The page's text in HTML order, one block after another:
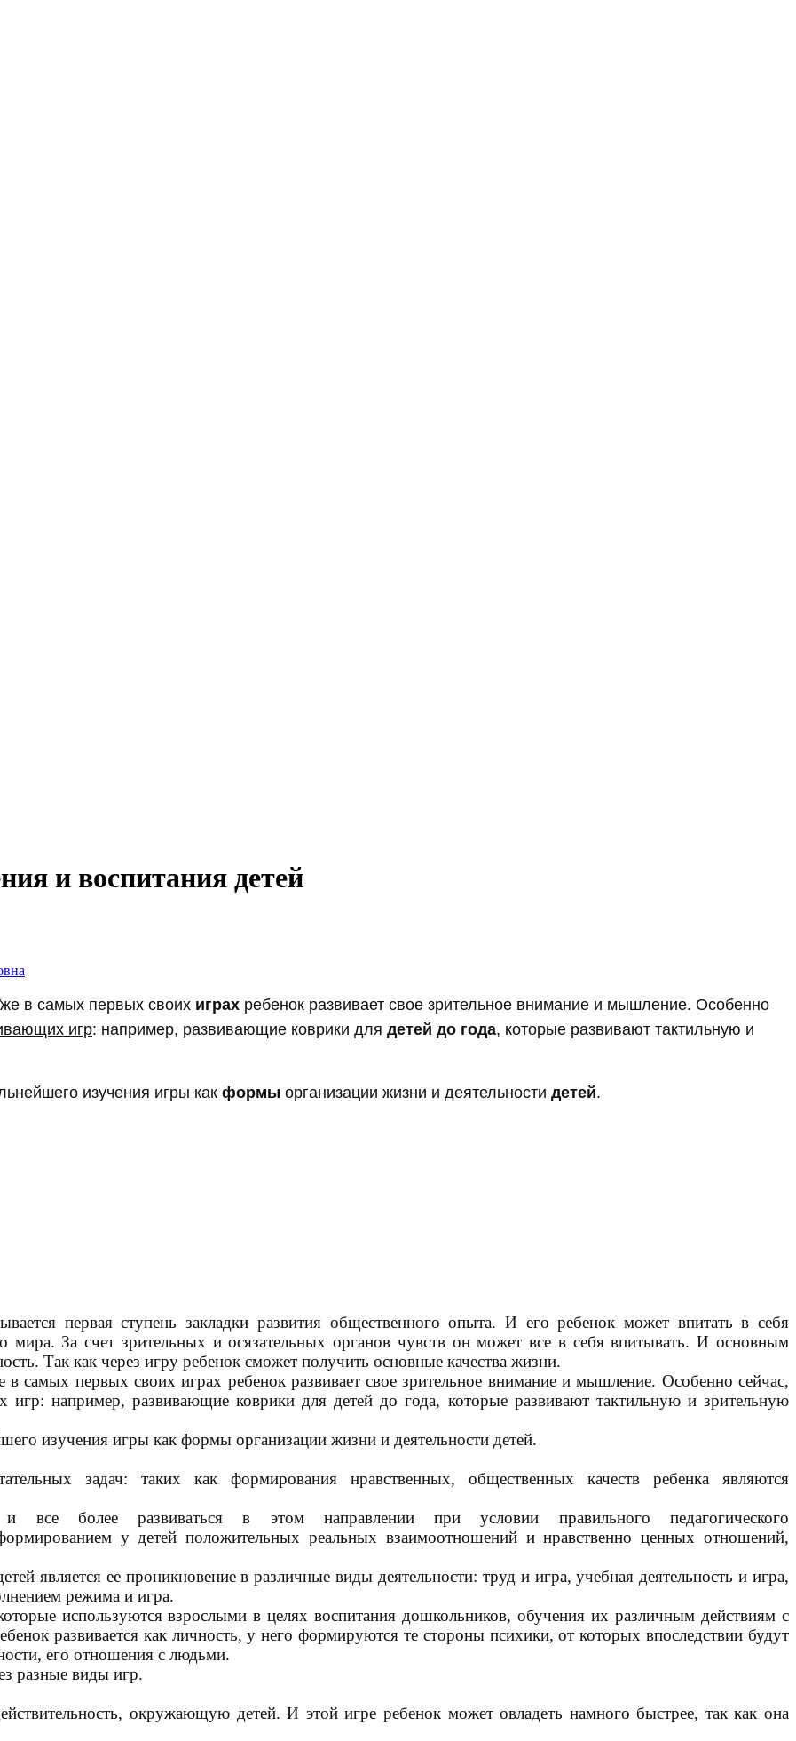
и воспитания детей
в самых первых своих играх ребенок развивает свое зрительное внимание и мышление. Особенно
игр: например, развивающие коврики для детей до года, которые развивают тактильную и
изучения игры как формы организации жизни и деятельности детей.
первая ступень закладки развития общественного опыта. И его ребенок может впитать в себя
За счет зрительных и осязательных органов чувств он может все в себя впитывать. И основным
Так как через игру ребенок сможет получить основные качества жизни.
в самых первых своих играх ребенок развивает свое зрительное внимание и мышление. Особенно сейчас,
игр: например, развивающие коврики для детей до года, которые развивают тактильную и зрительную
изучения игры как формы организации жизни и деятельности детей.
задач: таких как формирования нравственных, общественных качеств ребенка являются
все более развиваться в этом направлении при условии правильного педагогического
у детей положительных реальных взаимоотношений и нравственно ценных отношений,
является ее проникновение в различные виды деятельности: труд и игра, учебная деятельность и игра,
режима и игра.
используются взрослыми в целях воспитания дошкольников, обучения их различным действиям с
развивается как личность, у него формируются те стороны психики, от которых впоследствии будут
его отношения с людьми.
разные виды игр.
окружающую детей. И этой игре ребенок может овладеть намного быстрее, так как она